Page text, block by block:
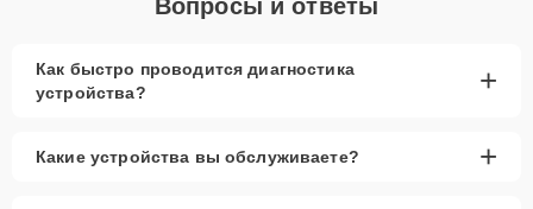
Вопросы и ответы
Как быстро проводится диагностика
устройства?
+
Какие устройства вы обслуживаете? +